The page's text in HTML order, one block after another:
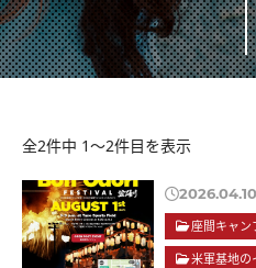
全2件中 1〜2件目を表示
2026.04.10
座間キャン
米軍基地の